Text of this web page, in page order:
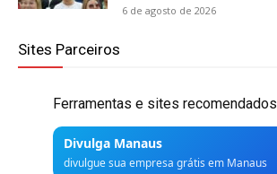
6 de agosto de 2026
Sites Parceiros
Ferramentas e sites recomendados
Divulga Manaus
divulgue sua empresa grátis em Manaus